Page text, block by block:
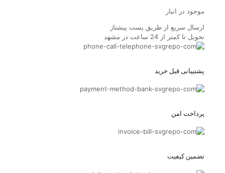
موجود در انبار
ارسال سریع از طریق پست پیشتاز
تحویل تا کمتر از 24 ساعت در مشهد
پشتیبانی قبل خرید
پرداخت امن
تضمین کیفیت